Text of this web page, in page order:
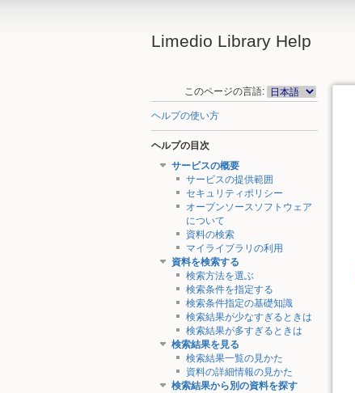
Limedio Library Help
このページの言語:
ヘルプの使い方
ヘルプの目次
サービスの概要
サービスの提供範囲
セキュリティポリシー
オープンソースソフトウェア
について
資料の検索
マイライブラリの利用
資料を検索する
検索方法を選ぶ
検索条件を指定する
検索条件指定の基礎知識
検索結果が少なすぎるときは
検索結果が多すぎるときは
検索結果を見る
検索結果一覧の見かた
資料の詳細情報の見かた
検索結果から別の資料を探す